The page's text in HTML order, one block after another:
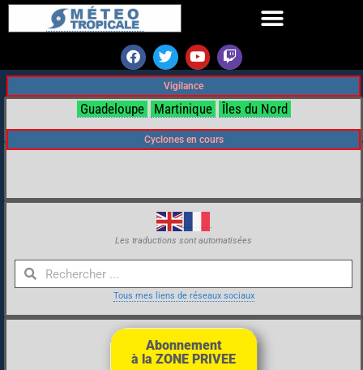
Vigilance
Guadeloupe Martinique Îles du Nord
Cyclones en cours
Les traductions sont automatisées
Tous mes liens de réseaux sociaux
Abonnement
à la ZONE PRIVEE